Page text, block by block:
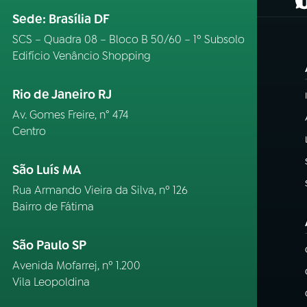
Sede: Brasília DF
SCS – Quadra 08 – Bloco B 50/60 – 1º Subsolo
Edifício Venâncio Shopping
Rio de Janeiro RJ
Av. Gomes Freire, n° 474
Centro
São Luís MA
Rua Armando Vieira da Silva, nº 126
Bairro de Fátima
São Paulo SP
Avenida Mofarrej, nº 1.200
Vila Leopoldina